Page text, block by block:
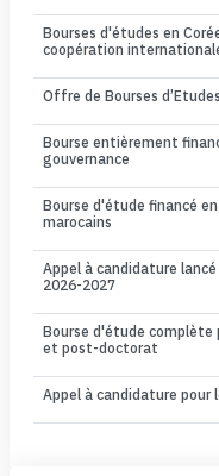
Bourses d'études en
coopération
Offre de Bourses
Bourse entièrement
gouvernance
Bourse d'étude financé
marocains
Appel à candidature
2026-2027
Bourse d'étude complète
et post-doctorat
Appel à candidature pour